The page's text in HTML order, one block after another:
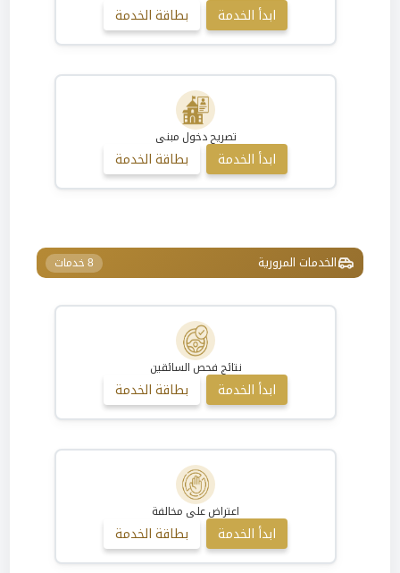
ابدأ الخدمة بطاقة الخدمة
تصريح دخول مبنى
ابدأ الخدمة بطاقة الخدمة
الخدمات المرورية 8 خدمات
نتائج فحص السائقين
ابدأ الخدمة بطاقة الخدمة
اعتراض على مخالفة
ابدأ الخدمة بطاقة الخدمة